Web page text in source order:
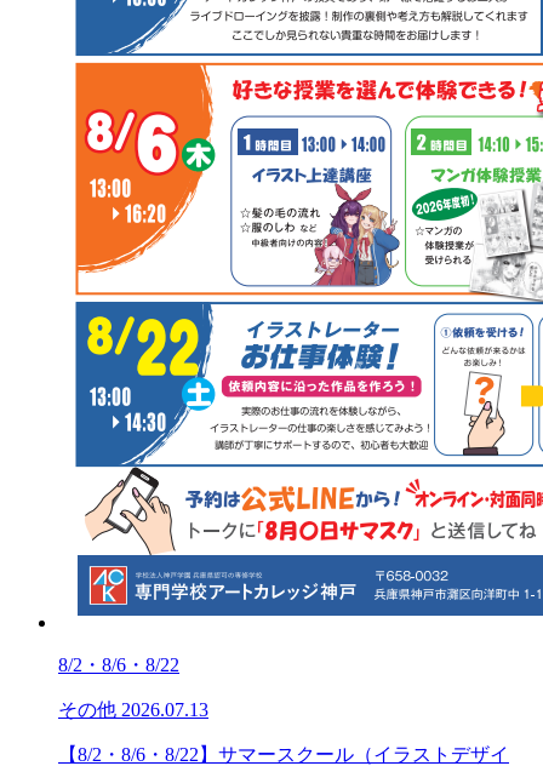
8/2・8/6・8/22
その他 2026.07.13
【8/2・8/6・8/22】サマースクール（イラストデザイ